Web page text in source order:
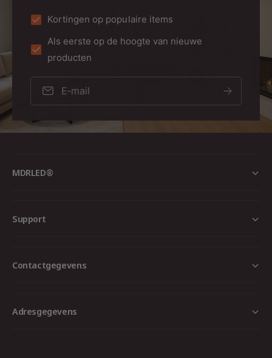
Kortingen op populaire items
Als eerste op de hoogte van nieuwe
producten
E‑mail
MDRLED®
Support
Contactgegevens
Adresgegevens